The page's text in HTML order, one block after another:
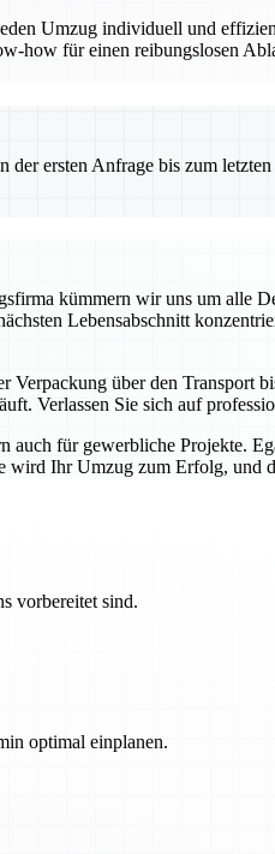
Umzug individuell und
how für einen reibungslosen
ersten Anfrage bis zum
kümmern wir uns um alle
Lebensabschnitt
über den
Verlassen Sie sich auf
für gewerbliche Projekte.
Ihr Umzug zum Erfolg, und
vorbereitet sind.
optimal einplanen.